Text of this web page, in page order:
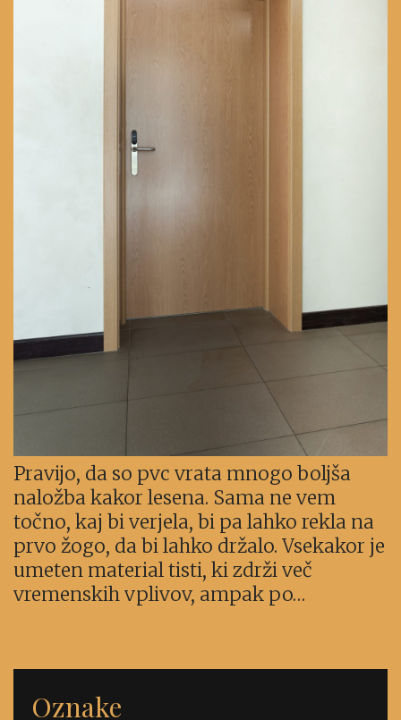
Pravijo, da so pvc vrata mnogo boljša
naložba kakor lesena. Sama ne vem
točno, kaj bi verjela, bi pa lahko rekla na
prvo žogo, da bi lahko držalo. Vsekakor je
umeten material tisti, ki zdrži več
vremenskih vplivov, ampak po…
Oznake